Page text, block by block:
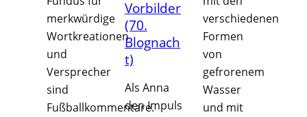
merkwürdige
Wortkreationen
und
Versprecher
sind
Fußballkommentare.
Vorbilder
(70.
Blognach
t)
Als Anna
den Impuls
verschiedenen
Formen
von
gefrorenem
Wasser
und mit